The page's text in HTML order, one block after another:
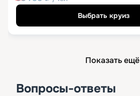
Выбрать круиз
Показать ещё
Вопросы-ответы